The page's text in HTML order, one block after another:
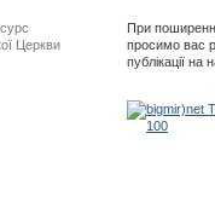
Церкви
При
просимо вас
публікації на